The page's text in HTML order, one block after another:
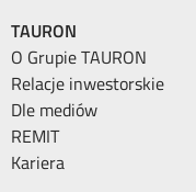
TAURON
O Grupie TAURON
Relacje inwestorskie
Dle mediów
REMIT
Kariera